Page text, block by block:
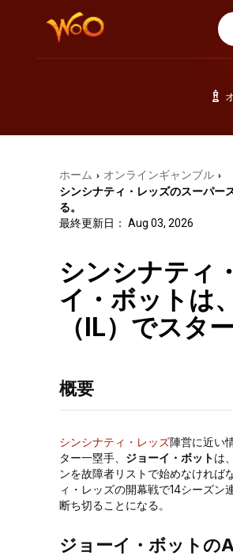
ホーム › オンラインギャンブル ›
シンシナティ・レッズのスーパー
る。
最終更新日： Aug 03, 2026
シンシナティ
イ・ボットは
（IL）でスタ
概要
シンシナティ・レッズ陣営に近い
ター一塁手、 ジョーイ・ボットは
ンを故障者リストで始めなければ
ィ・レッズの開幕戦で14シーズン
断ち切ることになる。
ジョーイ・ボットの